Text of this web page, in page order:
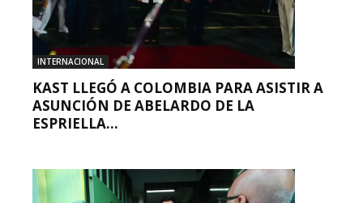
INTERNACIONAL
KAST LLEGÓ A COLOMBIA PARA ASISTIR A
ASUNCIÓN DE ABELARDO DE LA
ESPRIELLA...